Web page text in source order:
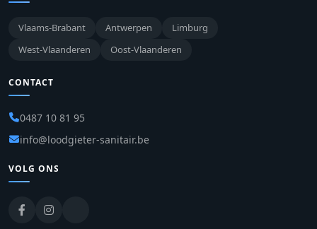
Vlaams-Brabant Antwerpen
Limburg
West-Vlaanderen
Oost-Vlaanderen
CONTACT
0487 10 81 95
info@loodgieter-sanitair.be
VOLG ONS